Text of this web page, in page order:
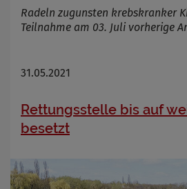
Radeln zugunsten krebskranker
Teilnahme am 03. Juli vorherige
31.05.2021
Rettungsstelle bis auf
besetzt